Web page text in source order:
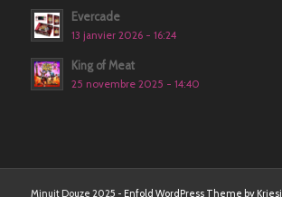
Evercade
13 janvier 2026 - 16:24
King of Meat
25 novembre 2025 - 14:40
Minuit Douze 2025 - Enfold WordPress Theme by Kriesi